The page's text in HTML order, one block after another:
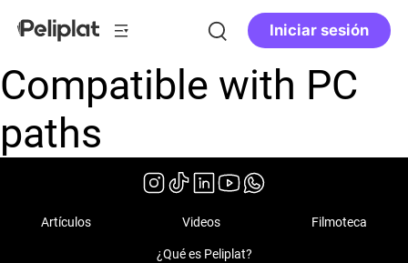
Iniciar sesión
Compatible with PC
paths
Artículos Videos Filmoteca
¿Qué es Peliplat?